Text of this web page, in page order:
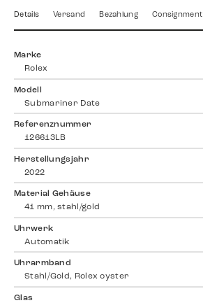
Details Versand Bezahlung Consignment
Marke
Rolex
Modell
Submariner Date
Referenznummer
126613LB
Herstellungsjahr
2022
Material Gehäuse
41 mm, stahl/gold
Uhrwerk
Automatik
Uhrarmband
Stahl/Gold, Rolex oyster
Glas